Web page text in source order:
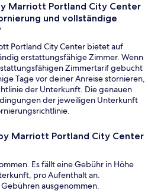
Marriott Portland City Center
und vollständige
Portland City Center bietet auf
erstattungsfähige Zimmer. Wenn
Zimmertarif gebucht
Tage vor deiner Anreise stornieren,
der Unterkunft. Die genauen
der jeweiligen Unterkunft
Marriott Portland City Center
Es fällt eine Gebühr in Höhe
pro Aufenthalt an.
ausgenommen.